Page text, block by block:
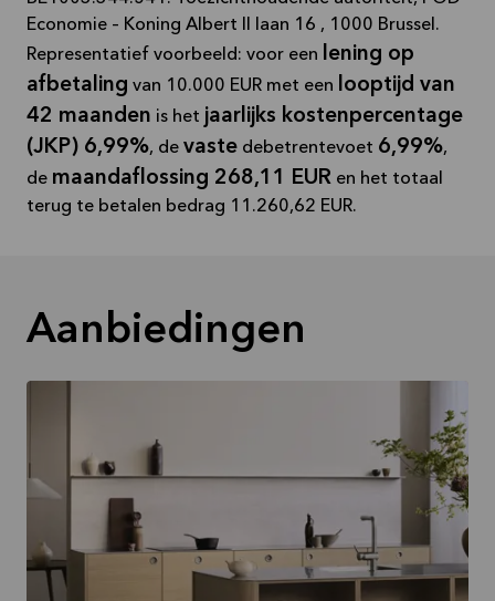
Economie – Koning Albert II laan 16 , 1000 Brussel.
Representatief voorbeeld: voor een lening op
afbetaling van 10.000 EUR met een looptijd van
42 maanden is het jaarlijks kostenpercentage
(JKP) 6,99%, de vaste debetrentevoet 6,99%,
de maandaflossing 268,11 EUR en het totaal
terug te betalen bedrag 11.260,62 EUR.
Aanbiedingen